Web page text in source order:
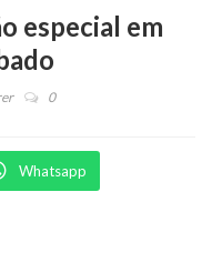
especial em
0
Whatsapp